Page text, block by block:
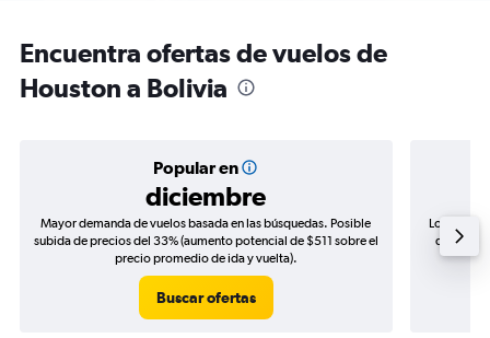
Encuentra ofertas de vuelos de
Houston a Bolivia
Popular en
diciembre
Mayor demanda de vuelos basada en las búsquedas. Posible
subida de precios del 33% (aumento potencial de $511 sobre el
precio promedio de ida y vuelta).
Buscar ofertas
Los
de